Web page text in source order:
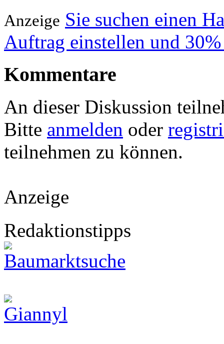
Anzeige Sie suchen einen
Auftrag einstellen und
Kommentare
An dieser Diskussion
Bitte anmelden oder
teilnehmen zu können.
Anzeige
Redaktionstipps